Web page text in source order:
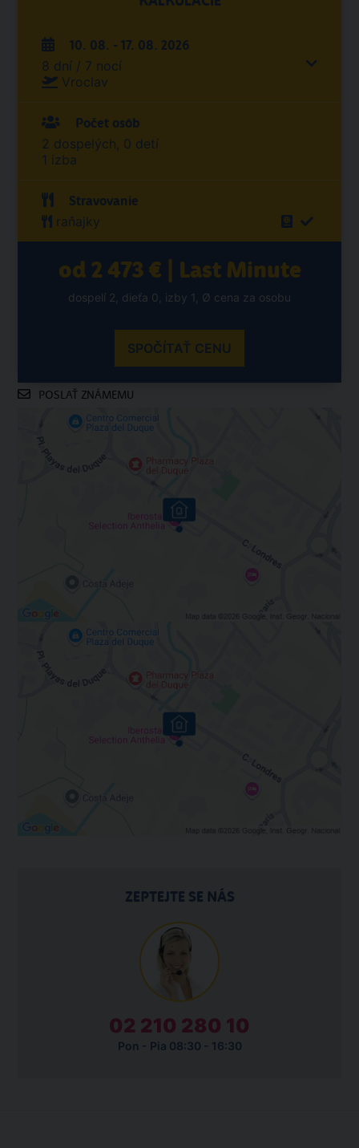
10. 08. - 17. 08. 2026
8 dní / 7 nocí
Vroclav
Počet osôb
2 dospelých, 0 detí
1 izba
Stravovanie
raňajky
od 2 473 € | Last Minute
dospelí 2, dieťa 0, izby 1, Ø cena za osobu
SPOČÍTAŤ CENU
POSLAŤ ZNÁMEMU
ZEPTEJTE SE NÁS
02 210 280 10
Pon - Pia 08:30 - 16:30